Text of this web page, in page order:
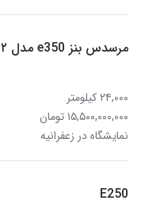
مرسدس بنز e350 مدل ۲۰۱۲
۲۴,۰۰۰ کیلومتر
۱۵,۵۰۰,۰۰۰,۰۰۰ تومان
نمایشگاه در زعفرانیه
E250